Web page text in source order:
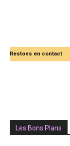
Restons en contact
Les Bons Plans